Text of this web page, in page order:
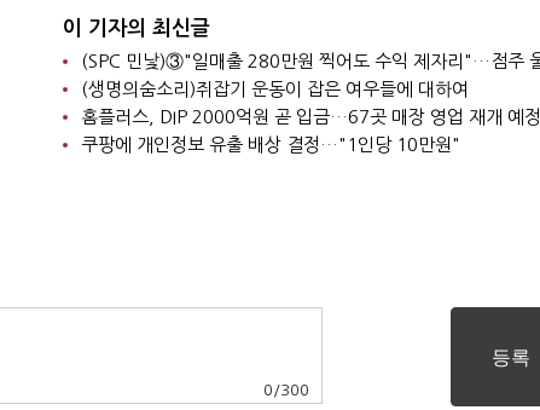
이 기자의 최신글
(생명의숨소리)쥐잡기 운동이 잡은 여우들에 대하여
홈플러스, DIP 2000억원 곧 입금…67곳 매장 영업 재개 예정
쿠팡에 개인정보 유출 배상 결정…"1인당 10만원"
0 /300